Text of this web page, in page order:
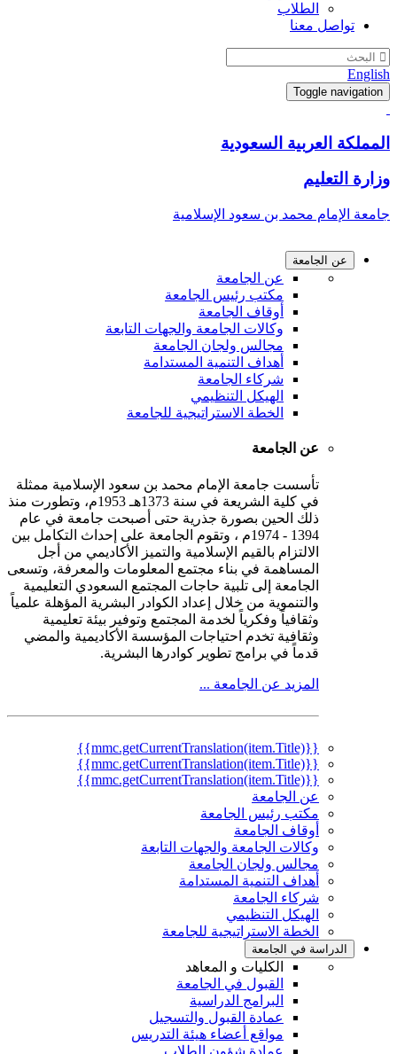
الطلاب
تواصل معنا
English
Toggle navigation
المملكة العربية السعودية
وزارة التعليم
جامعة الإمام محمد بن سعود الإسلامية
عن الجامعة
عن الجامعة
مكتب رئيس الجامعة
أوقاف الجامعة
وكالات الجامعة والجهات التابعة
مجالس ولجان الجامعة
أهداف التنمية المستدامة
شركاء الجامعة
الهيكل التنظيمي
الخطة الاستراتيجية للجامعة
عن الجامعة
تأسست جامعة الإمام محمد بن سعود الإسلامية ممثلة
في كلية الشريعة في سنة 1373هـ 1953م، وتطورت منذ
ذلك الحين بصورة جذرية حتى أصبحت جامعة في عام
1394 - 1974م ، وتقوم الجامعة على إحداث التكامل بين
الالتزام بالقيم الإسلامية والتميز الأكاديمي من أجل
المساهمة في بناء مجتمع المعلومات والمعرفة، وتسعى
الجامعة إلى تلبية حاجات المجتمع السعودي التعليمية
والتنموية من خلال إعداد الكوادر البشرية المؤهلة علمياً
وثقافياً وفكرياً لخدمة المجتمع وتوفير بيئة تعليمية
وثقافية تخدم احتياجات المؤسسة الأكاديمية والمضي
قدماً في برامج تطوير كوادرها البشرية.
المزيد عن الجامعة ...
{{mmc.getCurrentTranslation(item.Title)}}
{{mmc.getCurrentTranslation(item.Title)}}
{{mmc.getCurrentTranslation(item.Title)}}
عن الجامعة
مكتب رئيس الجامعة
أوقاف الجامعة
وكالات الجامعة والجهات التابعة
مجالس ولجان الجامعة
أهداف التنمية المستدامة
شركاء الجامعة
الهيكل التنظيمي
الخطة الاستراتيجية للجامعة
الدراسة في الجامعة
الكليات و المعاهد
القبول في الجامعة
البرامج الدراسية
عمادة القبول والتسجيل
مواقع أعضاء هيئة التدريس
عمادة شؤون الطلاب